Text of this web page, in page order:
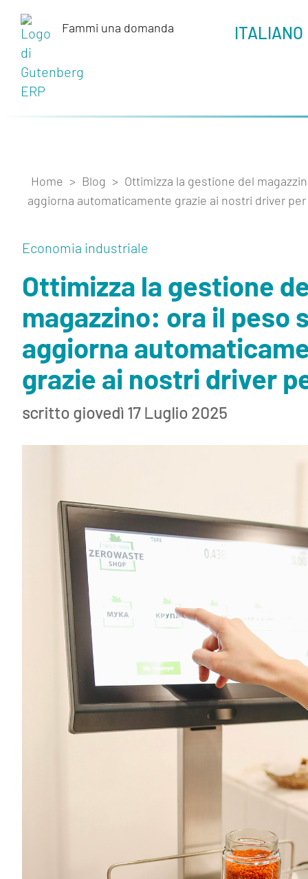
Fammi una domanda ITALIANO
Home > Blog > Ottimizza la gestione del
aggiorna automaticamente grazie ai nostri driver
Economia industriale
Ottimizza la gestione
magazzino: ora il peso
aggiorna
grazie ai nostri driver
scritto giovedì 17 Luglio 2025